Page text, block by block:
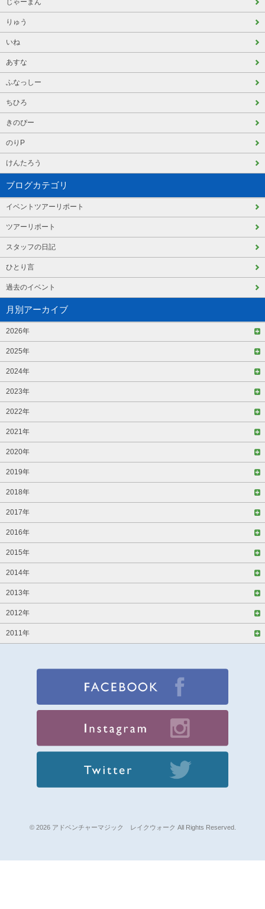
じゃーまん
りゅう
いね
あすな
ふなっしー
ちひろ
きのぴー
のりP
けんたろう
ブログカテゴリ
イベントツアーリポート
ツアーリポート
スタッフの日記
ひとり言
過去のイベント
月別アーカイブ
2026年
2025年
2024年
2023年
2022年
2021年
2020年
2019年
2018年
2017年
2016年
2015年
2014年
2013年
2012年
2011年
© 2026 アドベンチャーマジック レイクウォーク All Rights Reserved.